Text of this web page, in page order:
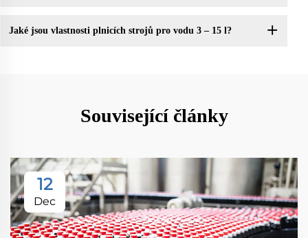
Jaké jsou vlastnosti plnicích strojů pro vodu 3 – 15 l?
Související články
12
Dec